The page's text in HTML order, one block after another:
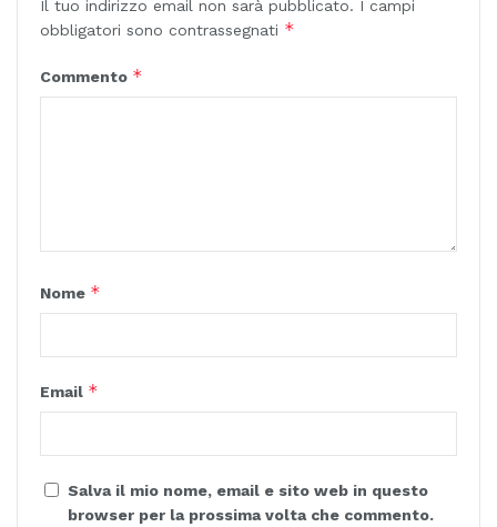
Il tuo indirizzo email non sarà pubblicato. I campi
obbligatori sono contrassegnati *
Commento *
Nome *
Email *
Salva il mio nome, email e sito web in questo
browser per la prossima volta che commento.